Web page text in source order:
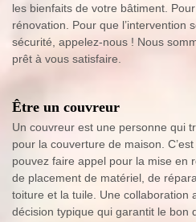
les bienfaits de votre bâtiment.
rénovation. Pour que l’intervention
sécurité, appelez-nous ! Nous
prêt à vous satisfaire.
Être un couvreur
Un couvreur est une personne qui
pour la couverture de maison.
pouvez faire appel pour la mise en
de placement de matériel, de
toiture et la tuile. Une collaboration
décision typique qui garantit le bon